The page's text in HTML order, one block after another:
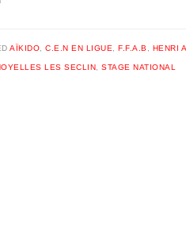
AÏKIDO ,C.E.N EN LIGUE ,F.F.A.B HENRI
LES SECLIN ,STAGE NATIONAL